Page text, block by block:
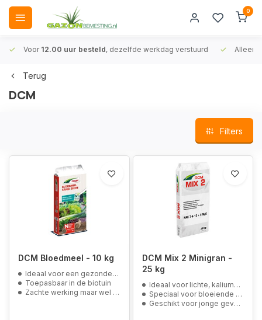
0
Voor 12.00 uur besteld, dezelfde werkdag verstuurd Alleen
Terug
DCM
Filters
DCM Bloedmeel - 10 kg
Ideaal voor een gezonde, groene groei bij groenten, sierplanten en gazons
Toepasbaar in de biotuin
Zachte werking maar wel forse groei
DCM Mix 2 Minigran -
25 kg
Ideaal voor lichte, kaliumarme gronden
Speciaal voor bloeiende planten en groenten
Geschikt voor jonge gevoelige wortels